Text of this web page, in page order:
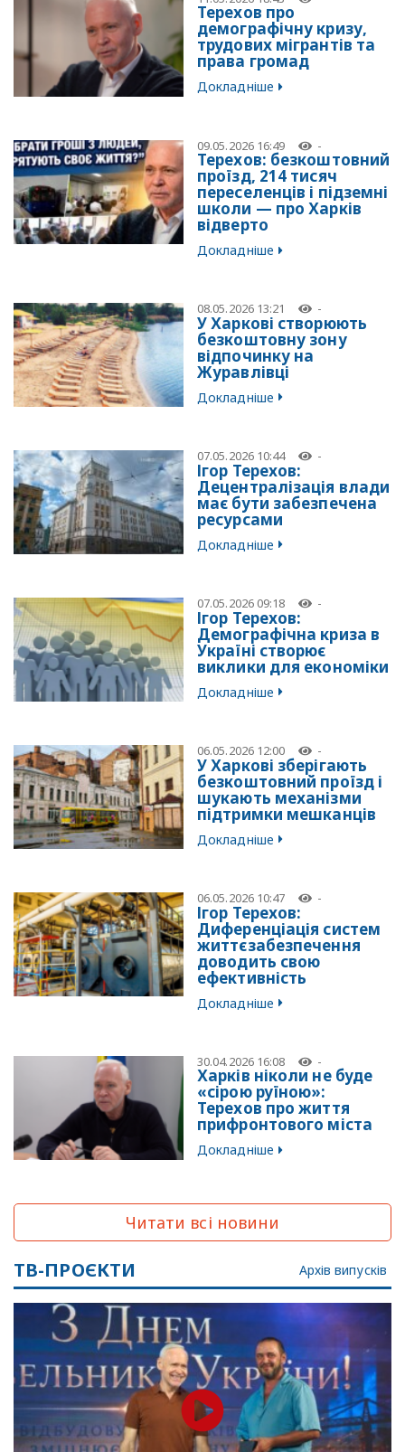
Терехов про
демографічну кризу,
трудових мігрантів та
права громад
Докладніше
09.05.2026 16:49 -
Терехов: безкоштовний
проїзд, 214 тисяч
переселенців і підземні
школи — про Харків
відверто
Докладніше
08.05.2026 13:21 -
У Харкові створюють
безкоштовну зону
відпочинку на
Журавлівці
Докладніше
07.05.2026 10:44 -
Ігор Терехов:
Децентралізація влади
має бути забезпечена
ресурсами
Докладніше
07.05.2026 09:18 -
Ігор Терехов:
Демографічна криза в
Україні створює
виклики для економіки
Докладніше
06.05.2026 12:00 -
У Харкові зберігають
безкоштовний проїзд і
шукають механізми
підтримки мешканців
Докладніше
06.05.2026 10:47 -
Ігор Терехов:
Диференціація систем
життєзабезпечення
доводить свою
ефективність
Докладніше
30.04.2026 16:08 -
Харків ніколи не буде
«сірою руїною»:
Терехов про життя
прифронтового міста
Докладніше
Читати всі новини
ТВ-ПРОЄКТИ Архів випусків